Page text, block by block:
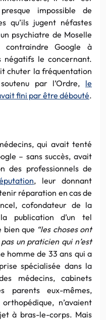
impossible de
qu’ils jugent néfastes
psychiatre de Moselle
Google à
négatifs le concernant.
chuter la fréquentation
par l’Ordre, le
fini par être débouté.
qui avait tenté
– sans succès, avait
des professionnels de
, leur donnant
réparation en cas de
cofondateur de la
publication d’un tel
bien que “les choses ont
un praticien qui n’est
homme de 33 ans qui a
spécialisée dans la
médecins, cabinets
parents eux-mêmes,
n’avaient
à bras-le-corps. Mais